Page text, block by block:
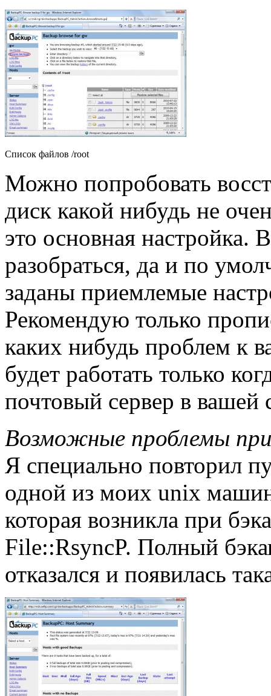
Список файлов /root
Можно попробовать
диск какой нибудь не
это основная настройка.
разобраться, да и по
заданы приемлемые
Рекомендую только
каких нибудь проблем к
будет работать только
почтовый сервер в вашей
Возможные проблемы при
Я специально повторил
одной из моих unix
которая возникла при
File::RsyncP. Полный
отказался и появилась